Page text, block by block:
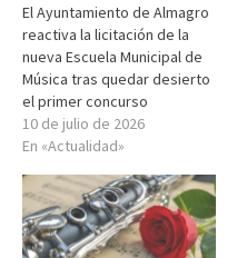
El Ayuntamiento de Almagro
reactiva la licitación de la
nueva Escuela Municipal de
Música tras quedar desierto
el primer concurso
10 de julio de 2026
En «Actualidad»